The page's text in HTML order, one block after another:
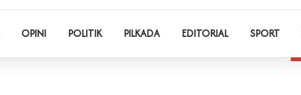
OPINI POLITIK PILKADA EDITORIAL SPORT